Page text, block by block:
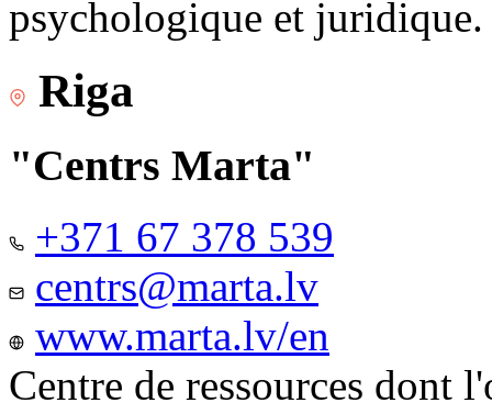
psychologique et juridique.
Riga
"Centrs Marta"
+371 67 378 539
centrs@marta.lv
www.marta.lv/en
Centre de ressources dont